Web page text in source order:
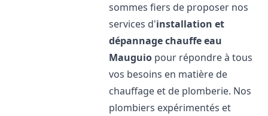
sommes fiers de proposer nos
services d'installation et
dépannage chauffe eau
Mauguio pour répondre à tous
vos besoins en matière de
chauffage et de plomberie. Nos
plombiers expérimentés et